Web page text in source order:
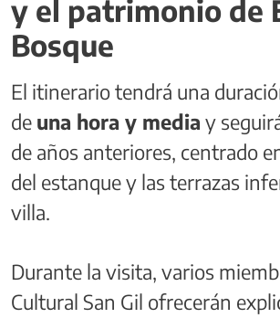
y el patrimonio de
Bosque
El itinerario tendrá una
de una hora y media y
de años anteriores, centrado
del estanque y las terrazas
villa.
Durante la visita, varios
Cultural San Gil ofrecerán